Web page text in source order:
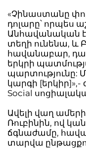
«Չինաստանը
դոլարը՝ որպես
Անհավանական
տեղի ունենա, և
հավանաբար, դա
երկրի
պարտությունը:
կարգի [երկիր]»,-
Social
Ավելի վաղ
Ռուբինին, ով
ճգնաժամը,
տարվա